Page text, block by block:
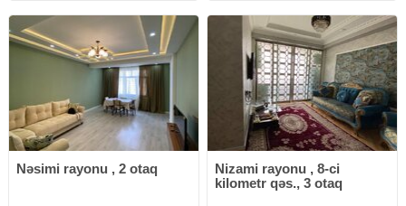
saxlaya
Nəsimi rayonu , 2 otaq
Nizami rayonu , 8-ci
kilometr qəs., 3 otaq